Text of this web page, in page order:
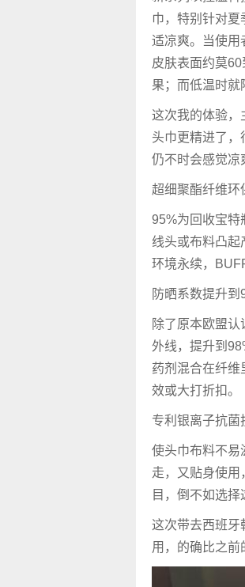
巾，特别针对
适凉爽。当使用
皮肤表面约莫
果；而低温时就
这次我的体验，
头巾更精进了，
仍不时会感觉凉
超细聚酯纤维环
95%为回收宝特
线头或布料凸起
环境永续，
防晒系数提升到
除了原本欧盟
外线，提升到
药剂混合在纤
效或大打折扣。
专利银离子抗菌
使头巾布料不易
走，又贴身使用
目，倒不如选择
这次带去西班牙
用，的确比之前